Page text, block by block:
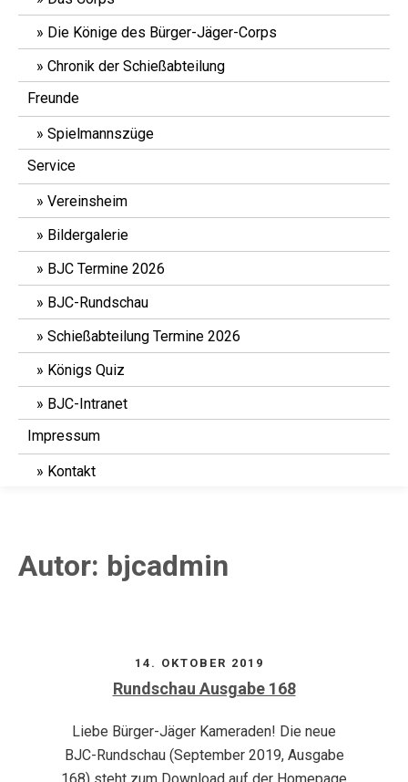
Die Könige des Bürger-Jäger-Corps
Chronik der Schießabteilung
Freunde
Spielmannszüge
Service
Vereinsheim
Bildergalerie
BJC Termine 2026
BJC-Rundschau
Schießabteilung Termine 2026
Königs Quiz
BJC-Intranet
Impressum
Kontakt
Autor: bjcadmin
14. OKTOBER 2019
Rundschau Ausgabe 168
Liebe Bürger-Jäger Kameraden! Die neue
BJC-Rundschau (September 2019, Ausgabe